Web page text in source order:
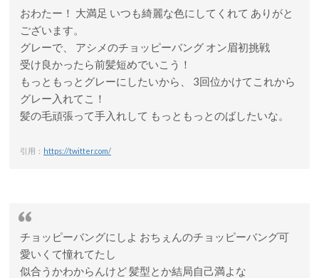
おわたー！ 大満足 いつも綺麗な色にしてくれて ありがと
ございます。
グレーで、 アシメのチョッピーバング オン眉初挑戦
受け良かったら前髪短めでいこう！
もっともっとグレーにしたいから、 3回位かけてこれから
グレー入れてこ！
髪の毛頑張って手入れして もっともっとのばしたいな。
引用： https://twitter.com/
チョッピーバングにしよ おちぇんのチョッピーバング可
愛いくて憧れてたし
似合うかわからんけど 髪型とか結局自己満よな